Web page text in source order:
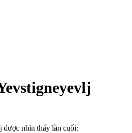
được nhìn thấy lần cuối: